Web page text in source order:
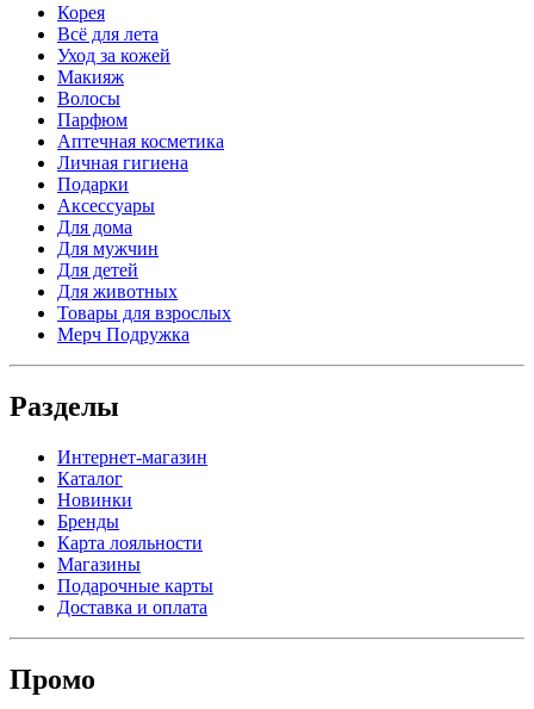
Корея
Всё для лета
Уход за кожей
Макияж
Волосы
Парфюм
Аптечная косметика
Личная гигиена
Подарки
Аксессуары
Для дома
Для мужчин
Для детей
Для животных
Товары для взрослых
Мерч Подружка
Разделы
Интернет-магазин
Каталог
Новинки
Бренды
Карта лояльности
Магазины
Подарочные карты
Доставка и оплата
Промо